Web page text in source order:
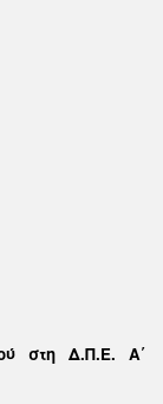
στη Δ.Π.Ε. Α΄